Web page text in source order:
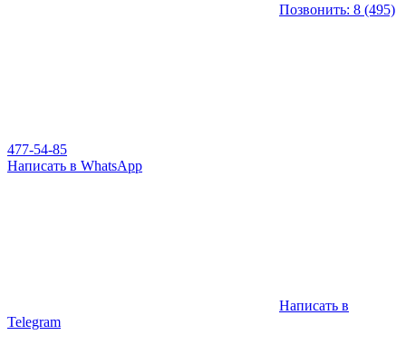
Позвонить: 8 (495)
477-54-85
Написать в WhatsApp
Написать в
Telegram